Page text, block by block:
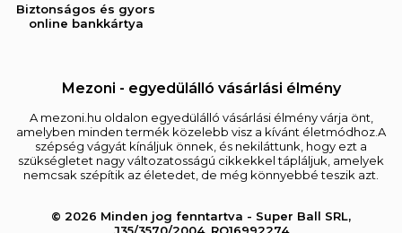
Biztonságos és gyors
online bankkártya
Mezoni - egyedülálló vásárlási élmény
A mezoni.hu oldalon egyedülálló vásárlási élmény várja önt,
amelyben minden termék közelebb visz a kívánt életmódhoz.A
szépség vágyát kínáljuk önnek, és nekiláttunk, hogy ezt a
szükségletet nagy változatosságú cikkekkel tápláljuk, amelyek
nemcsak szépítik az életedet, de még könnyebbé teszik azt.
© 2026 Minden jog fenntartva - Super Ball SRL,